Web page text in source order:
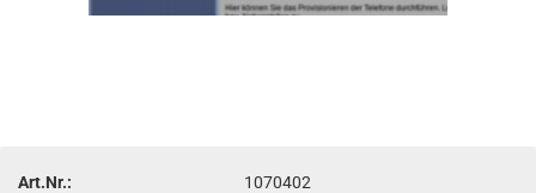
Art.Nr.: 1070402